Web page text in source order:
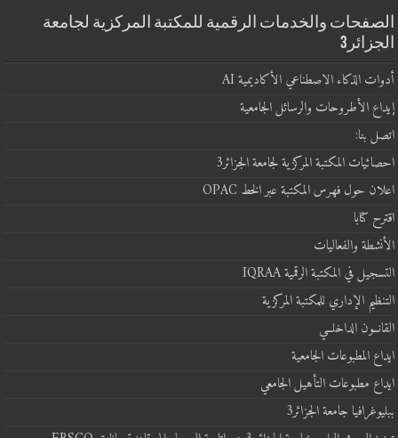
الصفحات والخدمات الرقمية للمكتبة المركزية لجامعة
الجزائر3
أدوات الذكاء الاصطناعي الأكاديمية AI
إيداع الأطروحات والرسائل الجامعية
اتصل بنا:
احصائيات المكتبة المركزية لجامعة الجزائر3
اعلان حول فهرس المكتبة عبر الخط OPAC
اقترح كتابا
الأنشطة والفعاليات
التسجيل في المكتبة الرقمية IQRAA
التنظيم الإداري للمكتبة المركزية
القانــون الداخلــي
ايداع المطبوعات الجامعية
ايداع مطبوعات التأهيل الجامعي
ببليوغرافيا جامعة الجزائر3